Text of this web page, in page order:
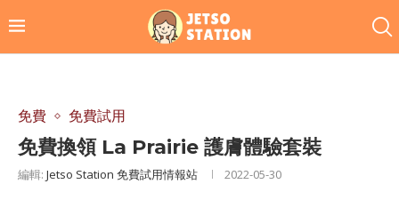
免費 免費試用
免費換領 La Prairie 護膚體驗套裝
編輯: Jetso Station 免費試用情報站 2022-05-30